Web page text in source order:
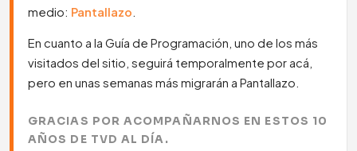
medio: Pantallazo
En cuanto a la Guía de Programación, uno de los más
visitados del sitio, seguirá temporalmente por acá,
pero en unas semanas más migrarán a Pantallazo.
GRACIAS POR ACOMPAÑARNOS EN ESTOS 10
AÑOS DE TVD AL DÍA.